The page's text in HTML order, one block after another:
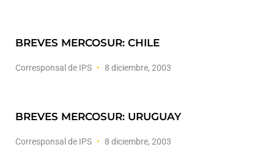
BREVES MERCOSUR: CHILE
Corresponsal de IPS 8 diciembre, 2003
BREVES MERCOSUR: URUGUAY
Corresponsal de IPS 8 diciembre, 2003